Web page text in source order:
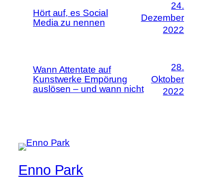
Hört auf, es Social
Media zu nennen
24.
Dezember
2022
Wann Attentate auf
Kunstwerke Empörung
auslösen – und wann nicht
28.
Oktober
2022
Enno Park